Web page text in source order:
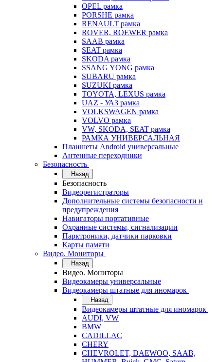
OPEL рамка
PORSHE рамка
RENAULT рамка
ROVER, ROEWER рамка
SAAB рамка
SEAT рамка
SKODA рамка
SSANG YONG рамка
SUBARU рамка
SUZUKI рамка
TOYOTA, LEXUS рамка
UAZ - УАЗ рамка
VOLKSWAGEN рамка
VOLVO рамка
VW, SKODA, SEAT рамка
РАМКА УНИВЕРСАЛЬНАЯ
Планшеты Android универсальные
Антенные переходники
Безопасность
Назад
Безопасность
Видеорегистраторы
Дополнительные системы безопасности и
предупреждения
Навигаторы портативные
Охранные системы, сигнализации
Парктроники, датчики парковки
Карты памяти
Видео. Мониторы
Назад
Видео. Мониторы
Видеокамеры универсальные
Видеокамеры штатные для иномарок
Назад
Видеокамеры штатные для иномарок
AUDI, VW
BMW
CADILLAC
CHERY
CHEVROLET, DAEWOO, SAAB,